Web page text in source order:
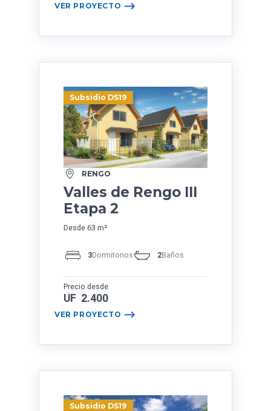
VER PROYECTO
Subsidio DS19
RENGO
Valles de Rengo III
Etapa 2
Desde 63 m²
3Dormitorios 2Baños
Precio desde
UF 2.400
VER PROYECTO
Subsidio DS19